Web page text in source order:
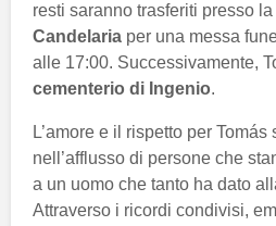
resti saranno trasferiti presso la
Candelaria per una messa
alle 17:00. Successivamente,
cementerio di Ingenio.
L’amore e il rispetto per
nell’afflusso di persone che
a un uomo che tanto ha dato
Attraverso i ricordi condivisi,